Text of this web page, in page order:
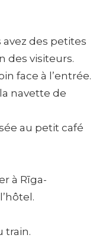
avez des petites
des visiteurs.
face à l’entrée.
navette de
au petit café
à Rīga-
train.